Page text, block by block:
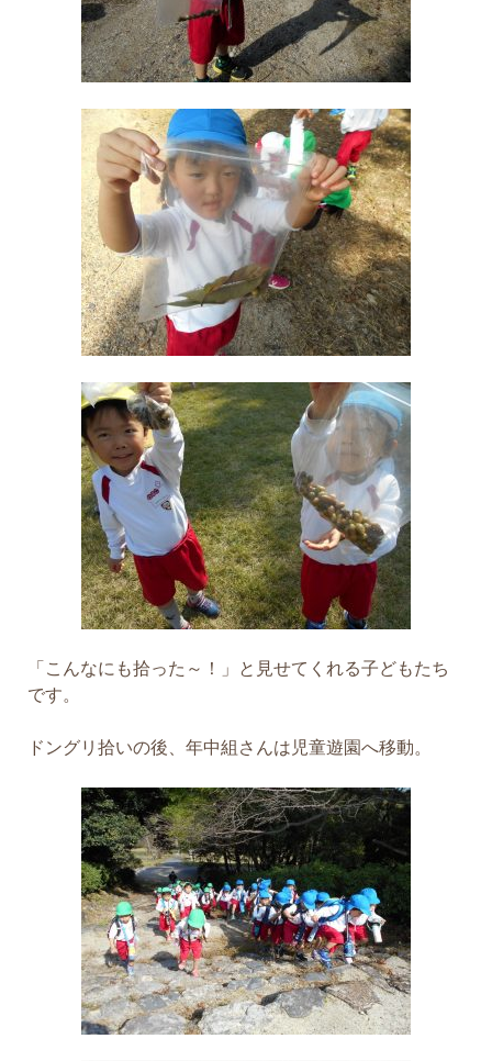
「こんなにも拾った～！」と見せてくれる子どもたち
です。
ドングリ拾いの後、年中組さんは児童遊園へ移動。